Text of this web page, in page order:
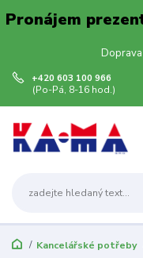
Pronájem
+420 603 100 966
(Po-Pá, 8-16 hod.)
Kancelářské potřeby